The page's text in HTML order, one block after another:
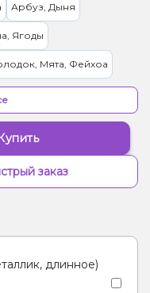
Арбуз, Дыня
Ягоды
Мята, Фейхоа
Лимон Кола
Земляника
Яблоко
Энергетик
заказ
длинное)